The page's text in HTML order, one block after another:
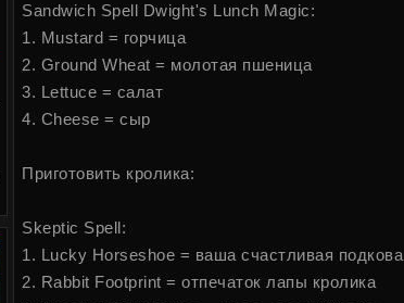
Sandwich Spell Dwight's Lunch Magic:
1. Mustard = горчица
2. Ground Wheat = молотая пшеница
3. Lettuce = салат
4. Cheese = сыр
Приготовить кролика:
Skeptic Spell:
1. Lucky Horseshoe = ваша счастливая подкова
2. Rabbit Footprint = отпечаток лапы кролика